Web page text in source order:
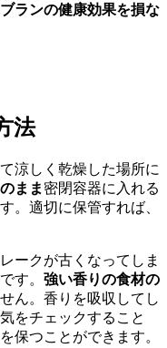
ランの健康効果を損な
法
涼しく乾燥した場所に
まま 密閉容器に入れる
。適切に保管すれば、
ークが古くなってしま
す。 強い香りの食材の
ん。香りを吸収してし
をチェックすること
保つことができます。